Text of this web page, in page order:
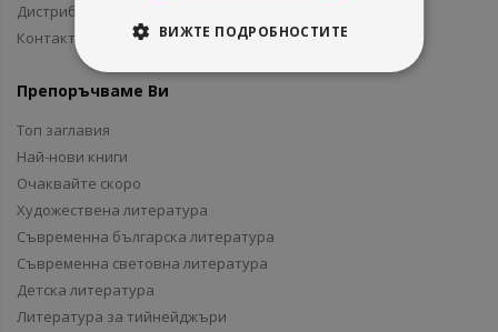
Дистрибуция
Контакти
Препоръчваме Ви
Топ заглавия
Най-нови книги
Очаквайте скоро
Художествена литература
Съвременна българска литература
Съвременна световна литература
Детска литература
Литература за тийнейджъри
ВИЖТЕ ПОДРОБНОСТИТЕ